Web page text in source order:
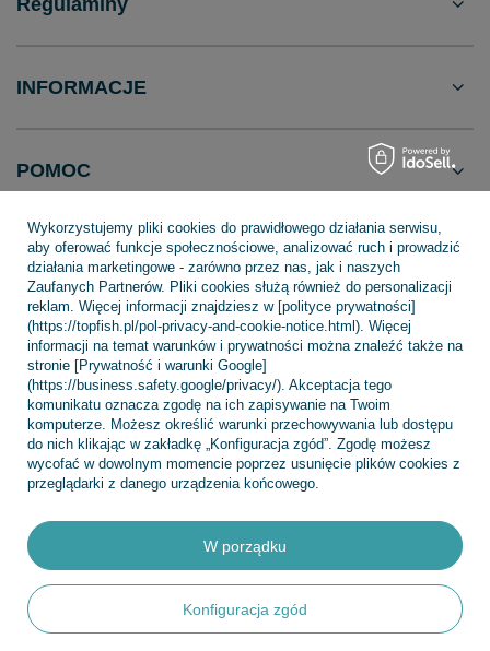
INFORMACJE
POMOC
+48 695 775 577 kontakt@topfish.pl
TopFish Sp. z o.o. Sp.k,Klasztorna 38 ,83-400Kościerzyna
W sklepie prezentujemy ceny brutto (z VAT).
Wykorzystujemy pliki cookies do prawidłowego działania serwisu,
aby oferować funkcje społecznościowe, analizować ruch i prowadzić
działania marketingowe - zarówno przez nas, jak i naszych
Zaufanych Partnerów. Pliki cookies służą również do personalizacji
reklam. Więcej informacji znajdziesz w [polityce prywatności]
(https://topfish.pl/pol-privacy-and-cookie-notice.html). Więcej
informacji na temat warunków i prywatności można znaleźć także na
stronie [Prywatność i warunki Google]
(https://business.safety.google/privacy/). Akceptacja tego
komunikatu oznacza zgodę na ich zapisywanie na Twoim
komputerze. Możesz określić warunki przechowywania lub dostępu
do nich klikając w zakładkę „Konfiguracja zgód”. Zgodę możesz
wycofać w dowolnym momencie poprzez usunięcie plików cookies z
przeglądarki z danego urządzenia końcowego.
Konfiguracja zgód
W porządku